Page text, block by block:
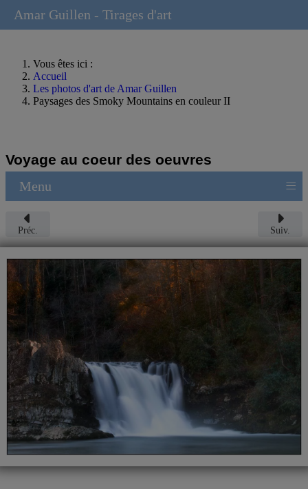
Vous êtes ici :
Accueil
Les photos d'art de Amar Guillen
Paysages des Smoky Mountains en couleur II
Voyage au coeur des oeuvres
Menu ≡
Préc. Suiv.
Amar Guillen - Tirages d'art